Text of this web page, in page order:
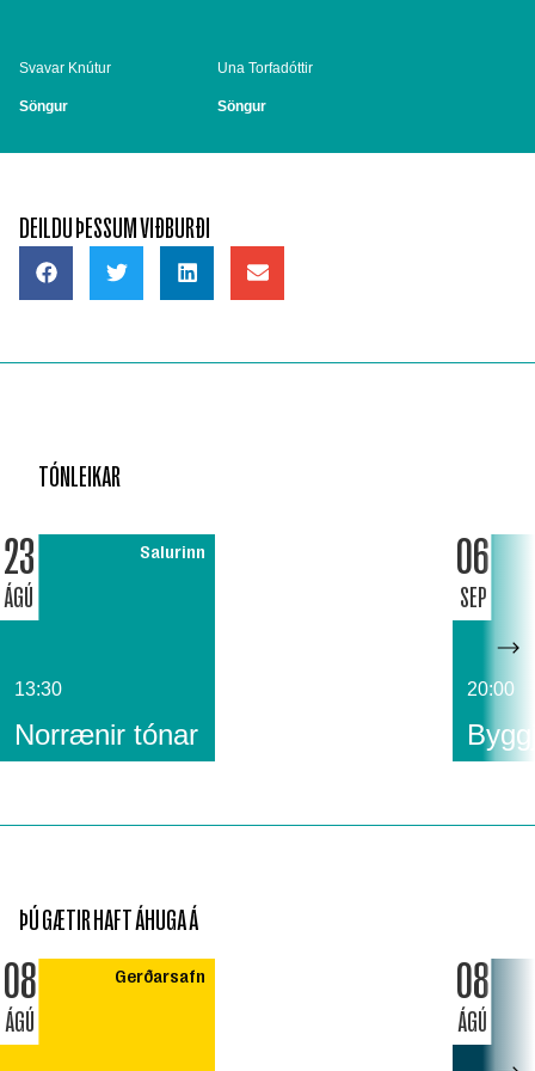
Svavar Knútur
Söngur
Una Torfadóttir
Söngur
DEILDU ÞESSUM VIÐBURÐI
TÓNLEIKAR
23
ÁGÚ
Salurinn
13:30
Norrænir tónar
06
SEP
20:00
ÞÚ GÆTIR HAFT ÁHUGA Á
08
ÁGÚ
Gerðarsafn 08
ÁGÚ